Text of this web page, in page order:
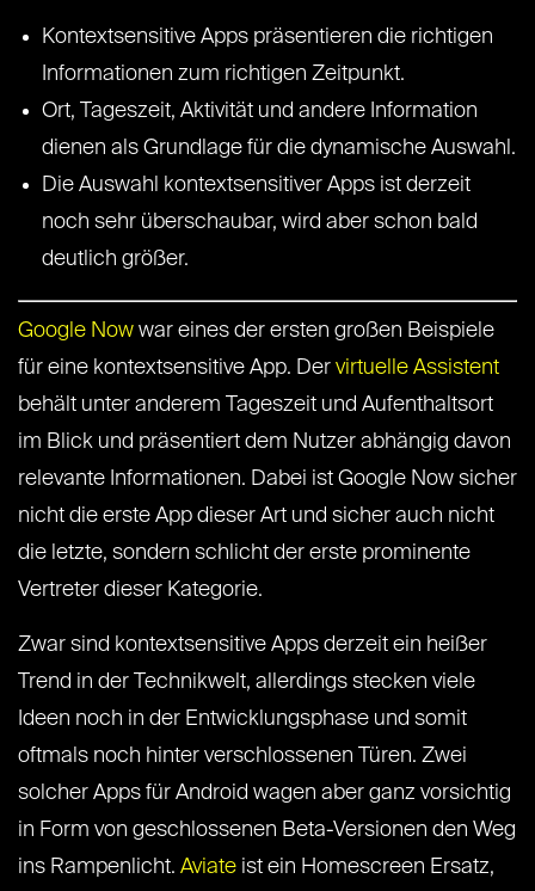
Kontextsensitive Apps präsentieren die richtigen
Informationen zum richtigen Zeitpunkt.
Ort, Tageszeit, Aktivität und andere Information
dienen als Grundlage für die dynamische Auswahl.
Die Auswahl kontextsensitiver Apps ist derzeit
noch sehr überschaubar, wird aber schon bald
deutlich größer.
Google Now war eines der ersten großen Beispiele
für eine kontextsensitive App. Der virtuelle Assistent
behält unter anderem Tageszeit und Aufenthaltsort
im Blick und präsentiert dem Nutzer abhängig davon
relevante Informationen. Dabei ist Google Now sicher
nicht die erste App dieser Art und sicher auch nicht
die letzte, sondern schlicht der erste prominente
Vertreter dieser Kategorie.
Zwar sind kontextsensitive Apps derzeit ein heißer
Trend in der Technikwelt, allerdings stecken viele
Ideen noch in der Entwicklungsphase und somit
oftmals noch hinter verschlossenen Türen. Zwei
solcher Apps für Android wagen aber ganz vorsichtig
in Form von geschlossenen Beta-Versionen den Weg
ins Rampenlicht. Aviate ist ein Homescreen Ersatz,